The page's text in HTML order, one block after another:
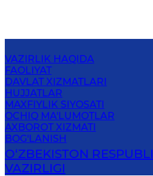
VAZIRLIK HAQIDA
FAOLIYAT
DAVLAT XIZMATLARI
HUJJATLAR
MAXFIYLIK SIYOSATI
OCHIQ MA'LUMOTLAR
AXBOROT XIZMATI
BOG'LANISH
O‘ZBEKISTON
VAZIRLIGI